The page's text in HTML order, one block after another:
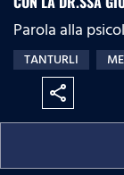
Parola alla
TANTURLI
share